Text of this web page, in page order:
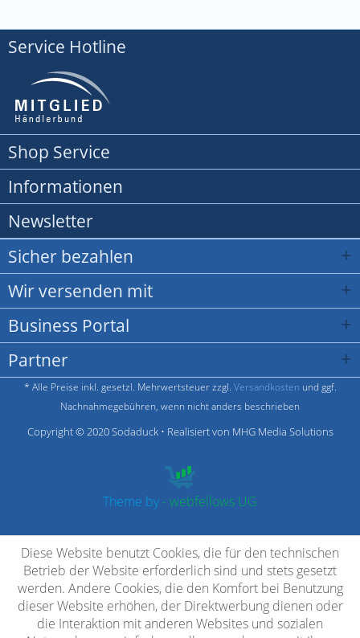
Service Hotline
Shop Service
Informationen
Newsletter
Sicher bezahlen
Wir versenden mit
Business Portal
Partner
* Alle Preise inkl. gesetzl. Mehrwertsteuer zzgl. Versandkosten und ggf.
Nachnahmegebühren, wenn nicht anders beschrieben
Copyright © 2020 Sodaduck • Realisiert von MHG Media Solutions
Theme by - webfellows UG
Diese Website benutzt Cookies, die für den technischen
Betrieb der Website erforderlich sind und stets gesetzt
werden. Andere Cookies, die den Komfort bei Benutzung
dieser Website erhöhen, der Direktwerbung dienen oder
die Interaktion mit anderen Websites und sozialen